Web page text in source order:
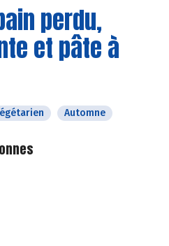
perdu,
et pâte à
Automne